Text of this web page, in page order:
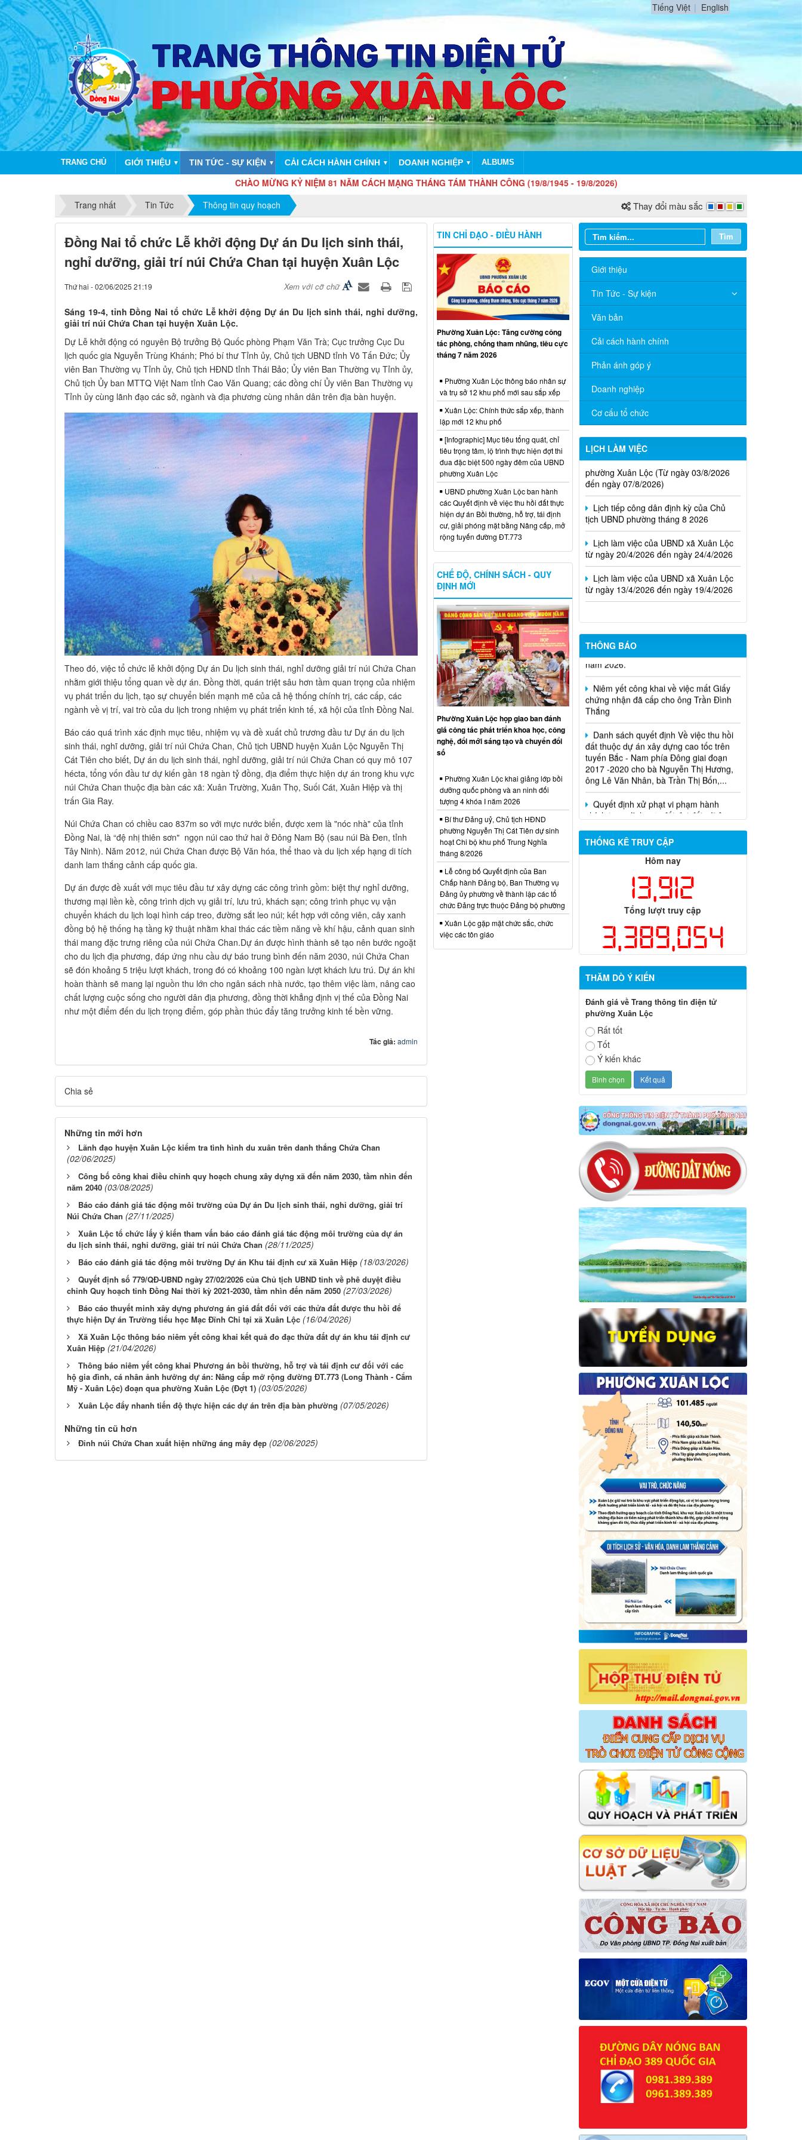
Tiếng Việt English
TRANG CHỦ GIỚI THIỆU ▼ TIN TỨC - SỰ KIỆN ▼ CẢI CÁCH HÀNH CHÍNH ▼ DOANH NGHIỆP ▼ ALBUMS
CHÀO MỪNG KỶ NIỆM 81 NĂM CÁCH MẠNG THÁNG TÁM THÀNH CÔNG (19/8/1945 - 19/8/2026)
Trang nhất
Tin Tức Thông tin quy hoạch Thay đổi màu sắc
Đồng Nai tổ chức Lễ khởi động Dự án Du lịch sinh thái,
nghỉ dưỡng, giải trí núi Chứa Chan tại huyện Xuân Lộc
Thứ hai - 02/06/2025 21:19 Xem với cỡ chữ
Sáng 19-4, tỉnh Đồng Nai tổ chức Lễ khởi động Dự án Du lịch sinh thái, nghỉ dưỡng,
giải trí núi Chứa Chan tại huyện Xuân Lộc.
Dự Lễ khởi động có nguyên Bộ trưởng Bộ Quốc phòng Phạm Văn Trà; Cục trưởng Cục Du
lịch quốc gia Nguyễn Trùng Khánh; Phó bí thư Tỉnh ủy, Chủ tịch UBND tỉnh Võ Tấn Đức; Ủy
viên Ban Thường vụ Tỉnh ủy, Chủ tịch HĐND tỉnh Thái Bảo; Ủy viên Ban Thường vụ Tỉnh ủy,
Chủ tịch Ủy ban MTTQ Việt Nam tỉnh Cao Văn Quang; các đồng chí Ủy viên Ban Thường vụ
Tỉnh ủy cùng lãnh đạo các sở, ngành và địa phương cùng nhân dân trên địa bàn huyện.
Theo đó, việc tổ chức lễ khởi động Dự án Du lịch sinh thái, nghỉ dưỡng giải trí núi Chứa Chan
nhằm giới thiệu tổng quan về dự án. Đồng thời, quán triệt sâu hơn tầm quan trọng của nhiệm
vụ phát triển du lịch, tạo sự chuyển biến mạnh mẽ của cả hệ thống chính trị, các cấp, các
ngành về vị trí, vai trò của du lịch trong nhiệm vụ phát triển kinh tế, xã hội của tỉnh Đồng Nai.
Báo cáo quá trình xác định mục tiêu, nhiệm vụ và đề xuất chủ trương đầu tư Dự án du lịch
sinh thái, nghĩ dưỡng, giải trí núi Chứa Chan, Chủ tịch UBND huyện Xuân Lộc Nguyễn Thị
Cát Tiên cho biết, Dự án du lịch sinh thái, nghỉ dưỡng, giải trí núi Chứa Chan có quy mô 107
hécta, tổng vốn đầu tư dự kiến gần 18 ngàn tỷ đồng, địa điểm thực hiện dự án trong khu vực
núi Chứa Chan thuộc địa bàn các xã: Xuân Trường, Xuân Thọ, Suối Cát, Xuân Hiệp và thị
trấn Gia Ray.
Núi Chứa Chan có chiều cao 837m so với mực nước biển, được xem là "nóc nhà" của tỉnh
Đồng Nai, là “đệ nhị thiên sơn" ngọn núi cao thứ hai ở Đông Nam Bộ (sau núi Bà Đen, tỉnh
Tây Ninh). Năm 2012, núi Chứa Chan được Bộ Văn hóa, thể thao và du lịch xếp hạng di tích
danh lam thắng cảnh cấp quốc gia.
Dự án được đề xuất với mục tiêu đầu tư xây dựng các công trình gồm: biệt thự nghỉ dưỡng,
thương mại liền kề, công trình dịch vụ giải trí, lưu trú, khách sạn; công trình phục vụ vận
chuyển khách du lịch loại hình cáp treo, đường sắt leo núi; kết hợp với công viên, cây xanh
đồng bộ hệ thống hạ tầng kỹ thuật nhằm khai thác các tiềm năng về khí hậu, cảnh quan sinh
thái mang đặc trưng riêng của núi Chứa Chan.Dự án được hình thành sẽ tạo nên bước ngoặt
cho du lịch địa phương, đáp ứng nhu cầu dự báo trung bình đến năm 2030, núi Chứa Chan
sẽ đón khoảng 5 triệu lượt khách, trong đó có khoảng 100 ngàn lượt khách lưu trú. Dự án khi
hoàn thành sẽ mang lại nguồn thu lớn cho ngân sách nhà nước, tạo thêm việc làm, nâng cao
chất lượng cuộc sống cho người dân địa phương, đồng thời khẳng định vị thế của Đồng Nai
như một điểm đến du lịch trọng điểm, góp phần thúc đẩy tăng trưởng kinh tế bền vững.
Tác giả: admin
Chia sẻ
Những tin mới hơn
Lãnh đạo huyện Xuân Lộc kiểm tra tình hình du xuân trên danh thắng Chứa Chan
(02/06/2025)
Công bố công khai điều chỉnh quy hoạch chung xây dựng xã đến năm 2030, tầm nhìn đến
năm 2040 (03/08/2025)
Báo cáo đánh giá tác động môi trường của Dự án Du lịch sinh thái, nghỉ dưỡng, giải trí
Núi Chứa Chan (27/11/2025)
Xuân Lộc tổ chức lấy ý kiến tham vấn báo cáo đánh giá tác động môi trường của dự án
du lịch sinh thái, nghỉ dưỡng, giải trí núi Chứa Chan (28/11/2025)
Báo cáo đánh giá tác động môi trường Dự án Khu tái định cư xã Xuân Hiệp (18/03/2026)
Quyết định số 779/QĐ-UBND ngày 27/02/2026 của Chủ tịch UBND tỉnh về phê duyệt điều
chỉnh Quy hoạch tỉnh Đồng Nai thời kỳ 2021-2030, tầm nhìn đến năm 2050 (27/03/2026)
Báo cáo thuyết minh xây dựng phương án giá đất đối với các thửa đất được thu hồi để
thực hiện Dự án Trường tiểu học Mạc Đĩnh Chi tại xã Xuân Lộc (16/04/2026)
Xã Xuân Lộc thông báo niêm yết công khai kết quả đo đạc thửa đất dự án khu tái định cư
Xuân Hiệp (21/04/2026)
Thông báo niêm yết công khai Phương án bồi thường, hỗ trợ và tái định cư đối với các
hộ gia đình, cá nhân ảnh hưởng dự án: Nâng cấp mở rộng đường ĐT.773 (Long Thành - Cẩm
Mỹ - Xuân Lộc) đoạn qua phường Xuân Lộc (Đợt 1) (03/05/2026)
Xuân Lộc đẩy nhanh tiến độ thực hiện các dự án trên địa bàn phường (07/05/2026)
Những tin cũ hơn
Đỉnh núi Chứa Chan xuất hiện những áng mây đẹp (02/06/2025)
Tìm
Giới thiệu
Tin Tức - Sự kiện
Văn bản
Cải cách hành chính
Phản ánh góp ý
Doanh nghiệp
Cơ cấu tổ chức
LỊCH LÀM VIỆC
Thông báo Lịch làm việc của UBND
phường Xuân Lộc (Từ ngày 03/8/2026
đến ngày 07/8/2026)
Lịch tiếp công dân định kỳ của Chủ
tịch UBND phường tháng 8 2026
Lịch làm việc của UBND xã Xuân Lộc
từ ngày 20/4/2026 đến ngày 24/4/2026
Lịch làm việc của UBND xã Xuân Lộc
từ ngày 13/4/2026 đến ngày 19/4/2026
THÔNG BÁO
Cuộc thi trực tuyến tìm hiểu pháp luật
năm 2026.
Niêm yết công khai về việc mất Giấy
chứng nhận đã cấp cho ông Trần Đình
Thắng
Danh sách quyết định Về việc thu hồi
đất thuộc dự án xây dựng cao tốc trên
tuyến Bắc - Nam phía Đông giai đoạn
2017 -2020 cho bà Nguyễn Thị Hương,
ông Lê Văn Nhân, bà Trần Thị Bốn,...
Quyết định xử phạt vi phạm hành
chính trong lĩnh vực đất đai đối với ông
Trần Hồng Phước
THỐNG KÊ TRUY CẬP
Hôm nay
13,912
Tổng lượt truy cập
3,389,054
THĂM DÒ Ý KIẾN
Đánh giá về Trang thông tin điện tử
phường Xuân Lộc
Rất tốt
Tốt
Ý kiến khác
TIN CHỈ ĐẠO - ĐIỀU HÀNH
Phường Xuân Lộc: Tăng cường công
tác phòng, chống tham nhũng, tiêu cực
tháng 7 năm 2026
Phường Xuân Lộc thông báo nhân sự
và trụ sở 12 khu phố mới sau sắp xếp
Xuân Lộc: Chính thức sắp xếp, thành
lập mới 12 khu phố
[Infographic] Mục tiêu tổng quát, chỉ
tiêu trọng tâm, lộ trình thực hiện đợt thi
đua đặc biệt 500 ngày đêm của UBND
phường Xuân Lộc
UBND phường Xuân Lộc ban hành
các Quyết định về việc thu hồi đất thực
hiện dự án Bồi thường, hỗ trợ, tái định
cư, giải phóng mặt bằng Nâng cấp, mở
rộng tuyến đường ĐT.773
CHẾ ĐỘ, CHÍNH SÁCH - QUY
ĐỊNH MỚI
Phường Xuân Lộc họp giao ban đánh
giá công tác phát triển khoa học, công
nghệ, đổi mới sáng tạo và chuyển đổi
số
Phường Xuân Lộc khai giảng lớp bồi
dưỡng quốc phòng và an ninh đối
tượng 4 khóa I năm 2026
Bí thư Đảng uỷ, Chủ tịch HĐND
phường Nguyễn Thị Cát Tiên dự sinh
hoạt Chi bộ khu phố Trung Nghĩa
tháng 8/2026
Lễ công bố Quyết định của Ban
Chấp hành Đảng bộ, Ban Thường vụ
Đảng ủy phường về thành lập các tổ
chức Đảng trực thuộc Đảng bộ phường
Xuân Lộc gặp mặt chức sắc, chức
việc các tôn giáo